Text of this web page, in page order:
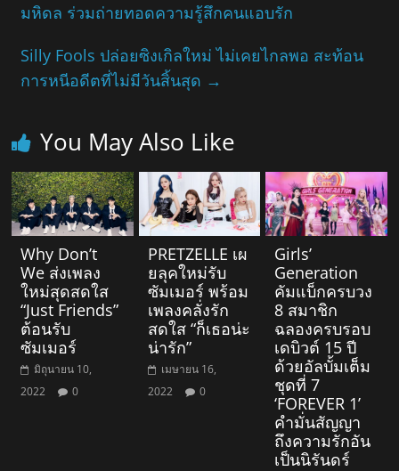
มหิดล ร่วมถ่ายทอดความรู้สึกคนแอบรัก
Silly Fools ปล่อยซิงเกิลใหม่ ไม่เคยไกลพอ สะท้อน
การหนีอดีตที่ไม่มีวันสิ้นสุด →
You May Also Like
Why Don’t
We ส่งเพลง
ใหม่สุดสดใส
“Just Friends”
ต้อนรับ
ซัมเมอร์
มิถุนายน 10,
2022
0
PRETZELLE เผ
ยลุคใหม่รับ
ซัมเมอร์ พร้อม
เพลงคลั่งรัก
สดใส “ก็เธอน่ะ
น่ารัก”
เมษายน 16,
2022
0
Girls’
Generation
คัมแบ็กครบวง
8 สมาชิก
ฉลองครบรอบ
เดบิวต์ 15 ปี
ด้วยอัลบั้มเต็ม
ชุดที่ 7
‘FOREVER 1’
คำมั่นสัญญา
ถึงความรักอัน
เป็นนิรันดร์